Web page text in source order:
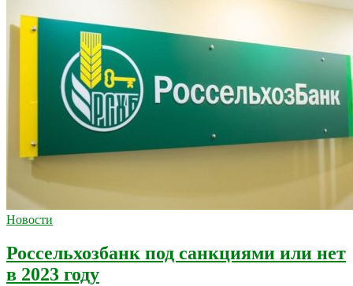
Новости
Россельхозбанк под санкциями или нет
в 2023 году